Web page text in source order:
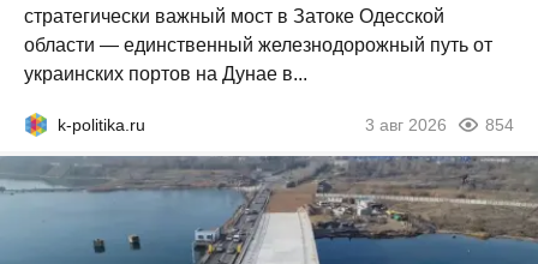
стратегически важный мост в Затоке Одесской
области — единственный железнодорожный путь от
украинских портов на Дунае в...
k-politika.ru 3 авг 2026 854